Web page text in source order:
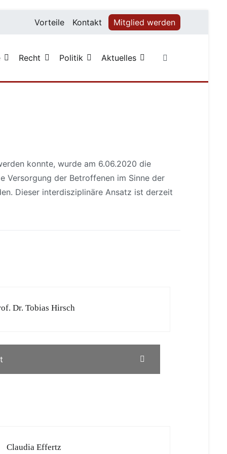
Vorteile Kontakt Mitglied werden
Recht Politik Aktuelles
konnte, wurde am 6.06.2020 die
Versorgung der Betroffenen im Sinne der
Dieser interdisziplinäre Ansatz ist derzeit
Dr. Tobias Hirsch
Claudia Effertz